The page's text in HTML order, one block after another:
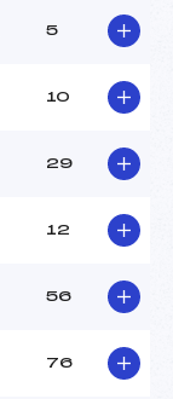
5
10
29
12
56
76